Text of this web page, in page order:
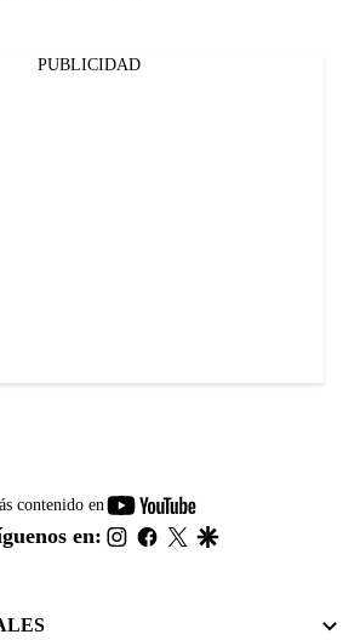
PUBLICIDAD
contenido en
youtube-
footer
en: instagram
facebook
twitter